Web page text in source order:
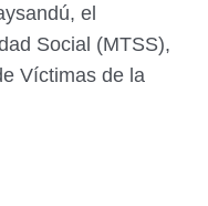
el
Social (MTSS),
Víctimas de la